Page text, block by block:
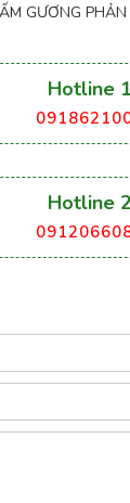
GƯƠNG
Hotline 1
Hotline 2